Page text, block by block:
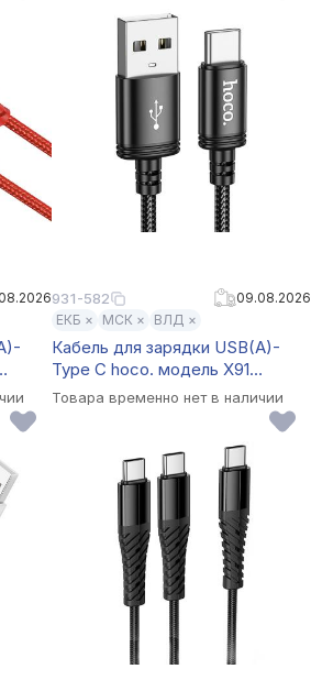
931-582
09.08.2026
ЕКБ ×
МСК × ВЛД ×
Кабель для зарядки USB(A)-
Type C hoco. модель X91
Radiance, 3 м, черный
Товара временно нет в наличии